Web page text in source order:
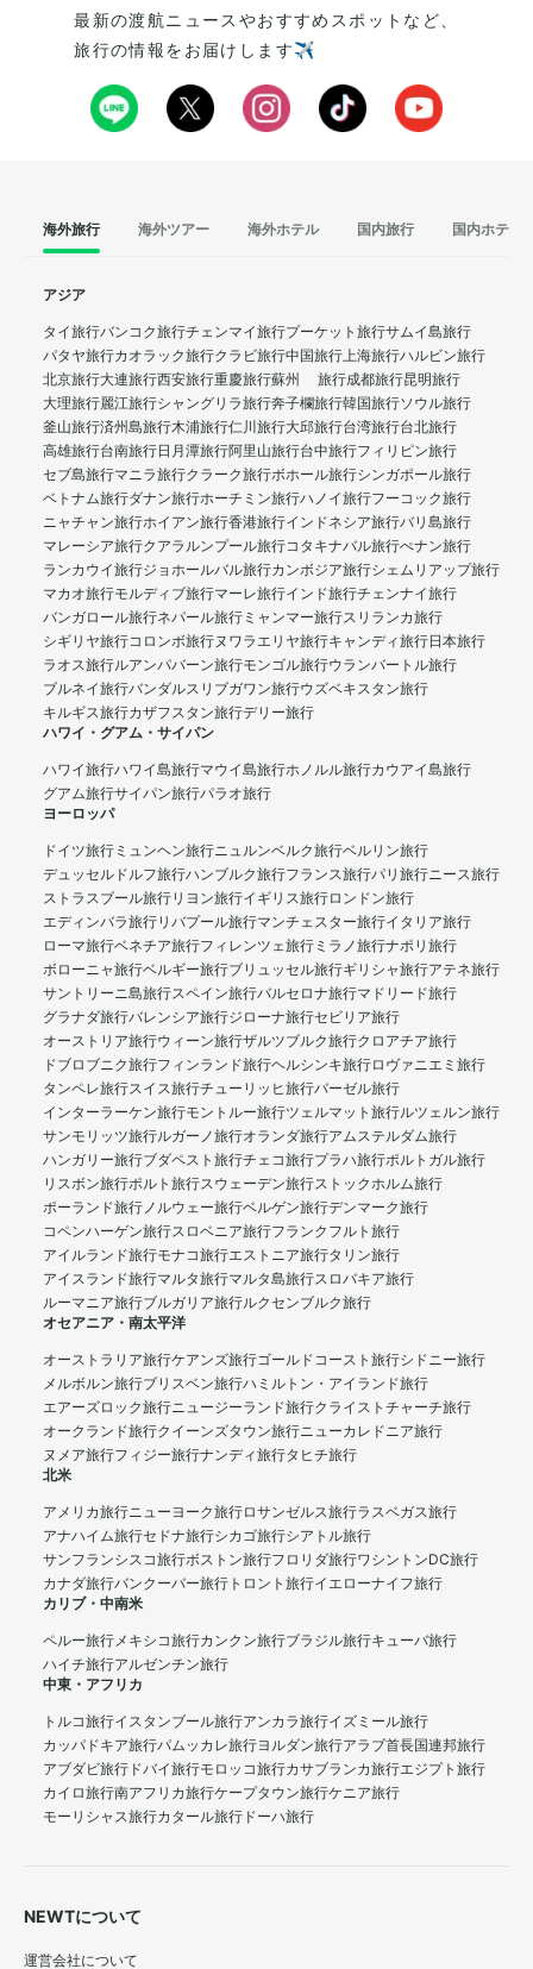
最新の渡航ニュースやおすすめスポットなど、
旅行の情報をお届けします✈️
海外旅行 海外ツアー 海外ホテル 国内旅行 国内ホテル
アジア
タイ旅行バンコク旅行チェンマイ旅行プーケット旅行サムイ島旅行
パタヤ旅行カオラック旅行クラビ旅行中国旅行上海旅行ハルビン旅行
北京旅行大連旅行西安旅行重慶旅行蘇州 旅行成都旅行昆明旅行
大理旅行麗江旅行シャングリラ旅行奔子欄旅行韓国旅行ソウル旅行
釜山旅行済州島旅行木浦旅行仁川旅行大邱旅行台湾旅行台北旅行
高雄旅行台南旅行日月潭旅行阿里山旅行台中旅行フィリピン旅行
セブ島旅行マニラ旅行クラーク旅行ボホール旅行シンガポール旅行
ベトナム旅行ダナン旅行ホーチミン旅行ハノイ旅行フーコック旅行
ニャチャン旅行ホイアン旅行香港旅行インドネシア旅行バリ島旅行
マレーシア旅行クアラルンプール旅行コタキナバル旅行ぺナン旅行
ランカウイ旅行ジョホールバル旅行カンボジア旅行シェムリアップ旅行
マカオ旅行モルディブ旅行マーレ旅行インド旅行チェンナイ旅行
バンガロール旅行ネパール旅行 ミャンマー旅行スリランカ旅行
シギリヤ旅行コロンボ旅行ヌワラエリヤ旅行キャンディ旅行日本旅行
ラオス旅行ルアンパバーン旅行モンゴル旅行ウランバートル旅行
ブルネイ旅行バンダルスリブガワン旅行ウズベキスタン旅行
キルギス旅行カザフスタン旅行デリー旅行
ハワイ・グアム・サイパン
ハワイ旅行ハワイ島旅行マウイ島旅行ホノルル旅行カウアイ島旅行
グアム旅行サイパン旅行パラオ旅行
ヨーロッパ
ドイツ旅行 ミュンヘン旅行ニュルンベルク旅行ベルリン旅行
デュッセルドルフ旅行ハンブルク旅行フランス旅行パリ旅行ニース旅行
ストラスブール旅行リヨン旅行イギリス旅行ロンドン旅行
エディンバラ旅行リバプール旅行マンチェスター旅行イタリア旅行
ローマ旅行ベネチア旅行フィレンツェ旅行 ミラノ旅行ナポリ旅行
ボローニャ旅行ベルギー旅行ブリュッセル旅行ギリシャ旅行アテネ旅行
サントリーニ島旅行スペイン旅行バルセロナ旅行マドリード旅行
グラナダ旅行バレンシア旅行ジローナ旅行セビリア旅行
オーストリア旅行ウィーン旅行ザルツブルク旅行クロアチア旅行
ドブロブニク旅行フィンランド旅行ヘルシンキ旅行ロヴァニエミ旅行
タンペレ旅行スイス旅行チューリッヒ旅行バーゼル旅行
インターラーケン旅行モントルー旅行ツェルマット旅行ルツェルン旅行
サンモリッツ旅行ルガーノ旅行オランダ旅行アムステルダム旅行
ハンガリー旅行ブダペスト旅行チェコ旅行プラハ旅行ポルトガル旅行
リスボン旅行ポルト旅行スウェーデン旅行ストックホルム旅行
ポーランド旅行ノルウェー旅行ベルゲン旅行デンマーク旅行
コペンハーゲン旅行スロベニア旅行フランクフルト旅行
アイルランド旅行モナコ旅行エストニア旅行タリン旅行
アイスランド旅行マルタ旅行マルタ島旅行スロバキア旅行
ルーマニア旅行ブルガリア旅行ルクセンブルク旅行
オセアニア・南太平洋
オーストラリア旅行ケアンズ旅行ゴールドコースト旅行シドニー旅行
メルボルン旅行ブリスベン旅行ハミルトン・アイランド旅行
エアーズロック旅行ニュージーランド旅行クライストチャーチ旅行
オークランド旅行クイーンズタウン旅行ニューカレドニア旅行
ヌメア旅行フィジー旅行ナンディ旅行タヒチ旅行
北米
アメリカ旅行ニューヨーク旅行ロサンゼルス旅行ラスベガス旅行
アナハイム旅行セドナ旅行シカゴ旅行シアトル旅行
サンフランシスコ旅行ボストン旅行フロリダ旅行ワシントンDC旅行
カナダ旅行バンクーバー旅行 トロント旅行イエローナイフ旅行
カリブ・中南米
ペルー旅行メキシコ旅行カンクン旅行ブラジル旅行キューバ旅行
ハイチ旅行アルゼンチン旅行
中東・アフリカ
トルコ旅行イスタンブール旅行アンカラ旅行イズミール旅行
カッパドキア旅行パムッカレ旅行ヨルダン旅行アラブ首長国連邦旅行
アブダビ旅行 ドバイ旅行モロッコ旅行カサブランカ旅行エジプト旅行
カイロ旅行南アフリカ旅行ケープタウン旅行ケニア旅行
モーリシャス旅行カタール旅行 ドーハ旅行
NEWTについて
運営会社について